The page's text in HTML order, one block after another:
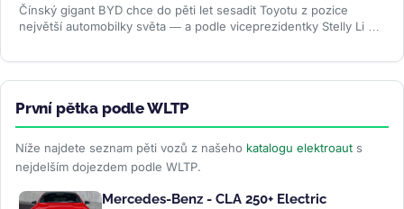
Čínský gigant BYD chce do pěti let sesadit Toyotu z pozice
největší automobilky světa — a podle viceprezidentky Stelly Li k
První pětka podle WLTP
Níže najdete seznam pěti vozů z našeho katalogu elektroaut s
nejdelším dojezdem podle WLTP.
Mercedes-Benz - CLA 250+ Electric